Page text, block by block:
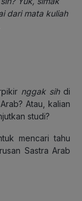
dari mata kuliah
nggak sihdi
Atau, kalian
studi?
mencari tahu
Sastra Arab